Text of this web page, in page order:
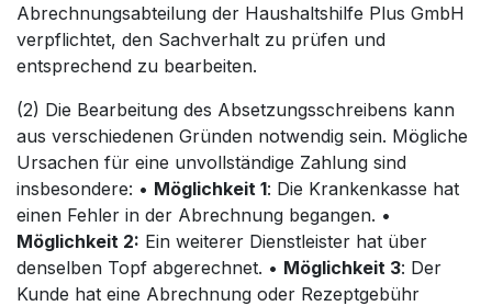
Abrechnungsabteilung der Haushaltshilfe Plus GmbH
verpflichtet, den Sachverhalt zu prüfen und
entsprechend zu bearbeiten.
(2) Die Bearbeitung des Absetzungsschreibens kann
aus verschiedenen Gründen notwendig sein. Mögliche
Ursachen für eine unvollständige Zahlung sind
insbesondere: • Möglichkeit 1: Die Krankenkasse hat
einen Fehler in der Abrechnung begangen. •
Möglichkeit 2: Ein weiterer Dienstleister hat über
denselben Topf abgerechnet. • Möglichkeit 3: Der
Kunde hat eine Abrechnung oder Rezeptgebühr